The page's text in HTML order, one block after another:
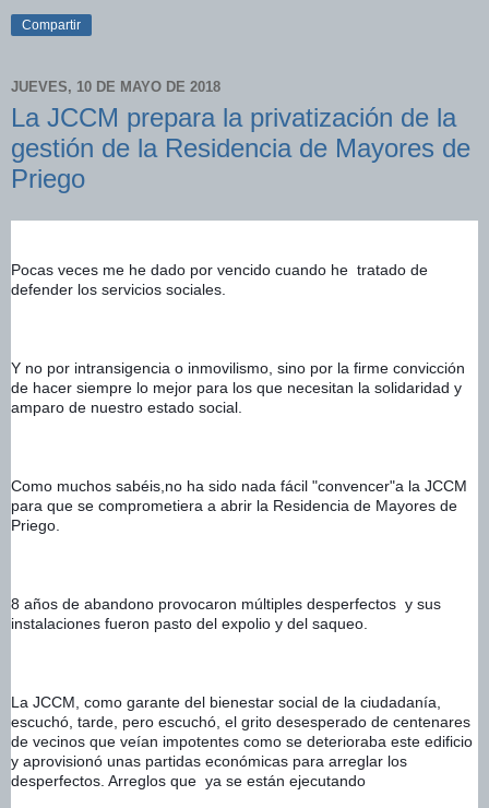
Compartir
JUEVES, 10 DE MAYO DE 2018
La JCCM prepara la privatización de la
gestión de la Residencia de Mayores de
Priego
Pocas veces me he dado por vencido cuando he  tratado de
defender los servicios sociales.
Y no por intransigencia o inmovilismo, sino por la firme convicción
de hacer siempre lo mejor para los que necesitan la solidaridad y
amparo de nuestro estado social.
Como muchos sabéis,no ha sido nada fácil "convencer"a la JCCM
para que se comprometiera a abrir la Residencia de Mayores de
Priego.
8 años de abandono provocaron múltiples desperfectos  y sus
instalaciones fueron pasto del expolio y del saqueo.
La JCCM, como garante del bienestar social de la ciudadanía,
escuchó, tarde, pero escuchó, el grito desesperado de centenares
de vecinos que veían impotentes como se deterioraba este edificio
y aprovisionó unas partidas económicas para arreglar los
desperfectos. Arreglos que  ya se están ejecutando